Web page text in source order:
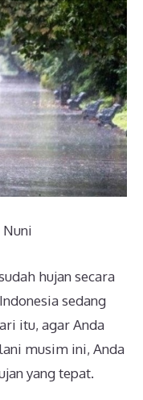
Nuni
hujan secara
sedang
itu, agar Anda
musim ini, Anda
yang tepat.